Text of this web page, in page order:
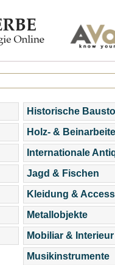
Historische
Holz- &
Internationale
Jagd & Fischen
Kleidung &
Metallobjekte
Mobiliar & Interieur
Musikinstrumente